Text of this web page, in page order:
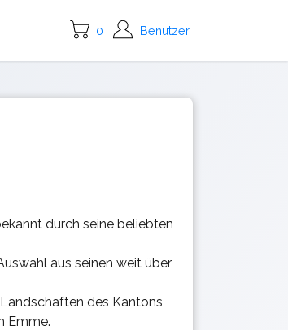
0 Benutzer
durch seine beliebten
aus seinen weit über
des Kantons
Emme.